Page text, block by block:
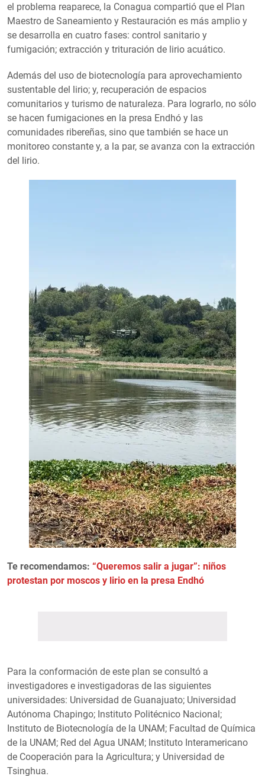
el problema reaparece, la Conagua compartió que el Plan
Maestro de Saneamiento y Restauración es más amplio y
se desarrolla en cuatro fases: control sanitario y
fumigación; extracción y trituración de lirio acuático.
Además del uso de biotecnología para aprovechamiento
sustentable del lirio; y, recuperación de espacios
comunitarios y turismo de naturaleza. Para lograrlo, no sólo
se hacen fumigaciones en la presa Endhó y las
comunidades ribereñas, sino que también se hace un
monitoreo constante y, a la par, se avanza con la extracción
del lirio.
Te recomendamos: “Queremos salir a jugar”: niños
protestan por moscos y lirio en la presa Endhó
Para la conformación de este plan se consultó a
investigadores e investigadoras de las siguientes
universidades: Universidad de Guanajuato; Universidad
Autónoma Chapingo; Instituto Politécnico Nacional;
Instituto de Biotecnología de la UNAM; Facultad de Química
de la UNAM; Red del Agua UNAM; Instituto Interamericano
de Cooperación para la Agricultura; y Universidad de
Tsinghua.